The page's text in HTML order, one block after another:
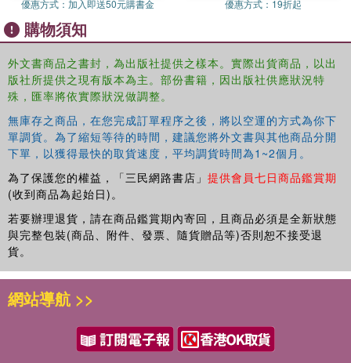
優惠方式： 加入即送50元購書金 優惠方式： 19折起
購物須知
外文書商品之書封，為出版社提供之樣本。實際出貨商品，以出
版社所提供之現有版本為主。部份書籍，因出版社供應狀況特
殊，匯率將依實際狀況做調整。
無庫存之商品，在您完成訂單程序之後，將以空運的方式為你下
單調貨。為了縮短等待的時間，建議您將外文書與其他商品分開
下單，以獲得最快的取貨速度，平均調貨時間為1~2個月。
為了保護您的權益，「三民網路書店」 提供會員七日商品鑑賞期
(收到商品為起始日)。
若要辦理退貨，請在商品鑑賞期內寄回，且商品必須是全新狀態
與完整包裝(商品、附件、發票、隨貨贈品等)否則恕不接受退
貨。
網站導航 >>